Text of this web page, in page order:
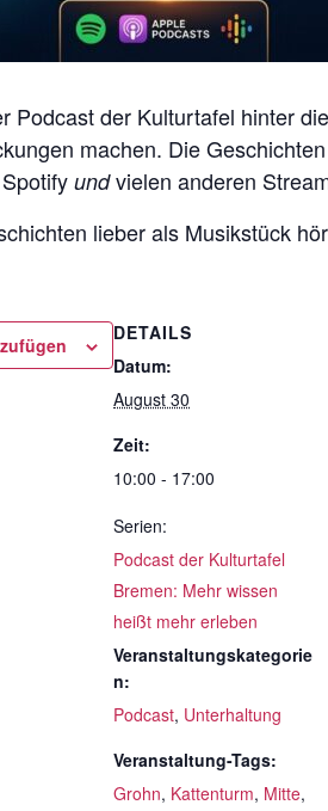
Podcast der Kulturtafel hinter
machen. Die
undvielen anderen
lieber als Musikstück
DETAILS
Datum:
August 30
Zeit:
10:00 - 17:00
Serien:
Podcast der Kulturtafel
Bremen: Mehr wissen
heißt mehr erleben
Veranstaltungskategorie
n:
Podcast, Unterhaltung
Veranstaltung-Tags:
Grohn, Kattenturm, Mitte,